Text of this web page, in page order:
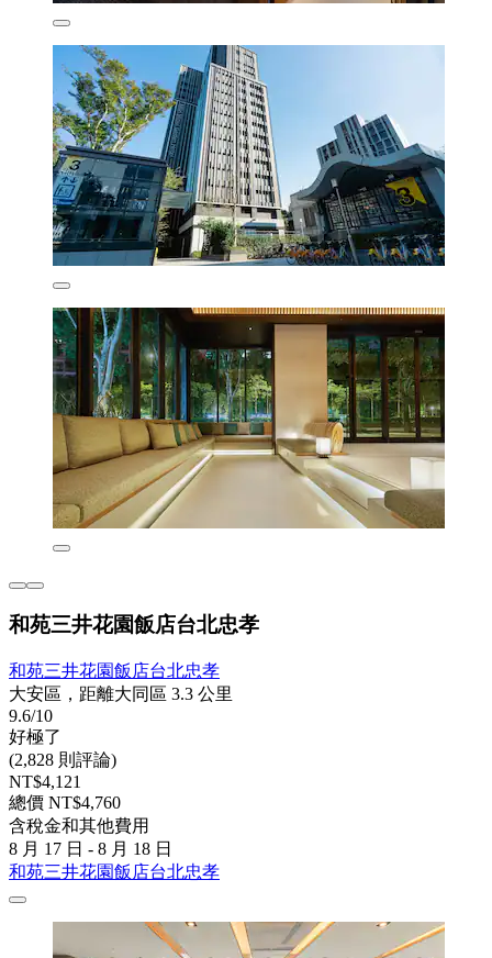
和苑三井花園飯店台北忠孝
和苑三井花園飯店台北忠孝
大安區，距離大同區 3.3 公里
9.6/10
好極了
(2,828 則評論)
NT$4,121
總價 NT$4,760
含稅金和其他費用
8 月 17 日 - 8 月 18 日
和苑三井花園飯店台北忠孝